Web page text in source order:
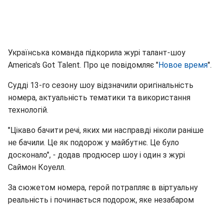
Українська команда підкорила журі талант-шоу
America's Got Talent. Про це повідомляє "Новое время".
Судді 13-го сезону шоу відзначили оригінальність
номера, актуальність тематики та використання
технологій.
"Цікаво бачити речі, яких ми насправді ніколи раніше
не бачили. Це як подорож у майбутнє. Це було
досконало", - додав продюсер шоу і один з журі
Саймон Коуелл.
За сюжетом номера, герой потрапляє в віртуальну
реальність і починається подорож, яке незабаром